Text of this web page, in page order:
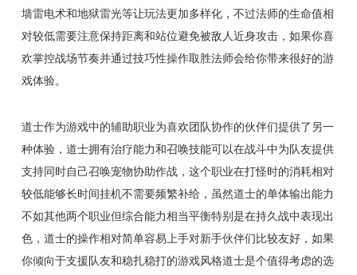
墙雷电术和地狱雷光等让玩法更加多样化，不过法师的生命值相
对较低需要注意保持距离和站位避免被敌人近身攻击，如果你喜
欢掌控战场节奏并通过技巧性操作取胜法师会给你带来很好的游
戏体验。
道士作为游戏中的辅助职业为喜欢团队协作的伙伴们提供了另一
种体验，道士拥有治疗能力和召唤技能可以在战斗中为队友提供
支持同时自己召唤宠物协助作战，这个职业在打怪时的消耗相对
较低能够长时间挂机不需要频繁补给，虽然道士的单体输出能力
不如其他两个职业但综合能力相当平衡特别是在持久战中表现出
色，道士的操作相对简单容易上手对新手伙伴们比较友好，如果
你倾向于支援队友和稳扎稳打的游戏风格道士是个值得考虑的选